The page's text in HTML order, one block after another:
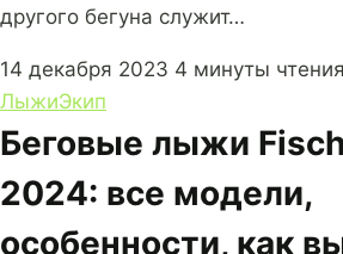
другого бегуна служит…
14 декабря 2023 4 минуты чтения
ЛыжиЭкип
Беговые лыжи
2024: все модели,
особенности, как